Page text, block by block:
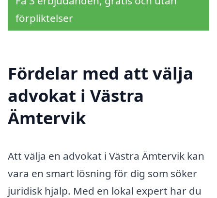
förpliktelser
Fördelar med att välja
advokat i Västra
Ämtervik
Att välja en advokat i Västra Ämtervik kan
vara en smart lösning för dig som söker
juridisk hjälp. Med en lokal expert har du